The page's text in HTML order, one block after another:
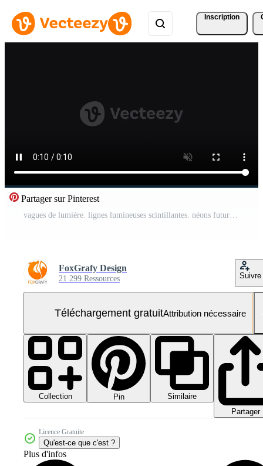
Inscription
Partager sur Pinterest
vagues de lumière. lignes lumineuses scintillantes. néons futuristes Vidéo Gratuite
FoxGrafy Design
21 299 Ressources Suivre
Téléchargement gratuitAttribution nécessaire
Collection Pin
Similaire
Partager
Licence Gratuite
Qu'est-ce que c'est ?
Plus d'infos